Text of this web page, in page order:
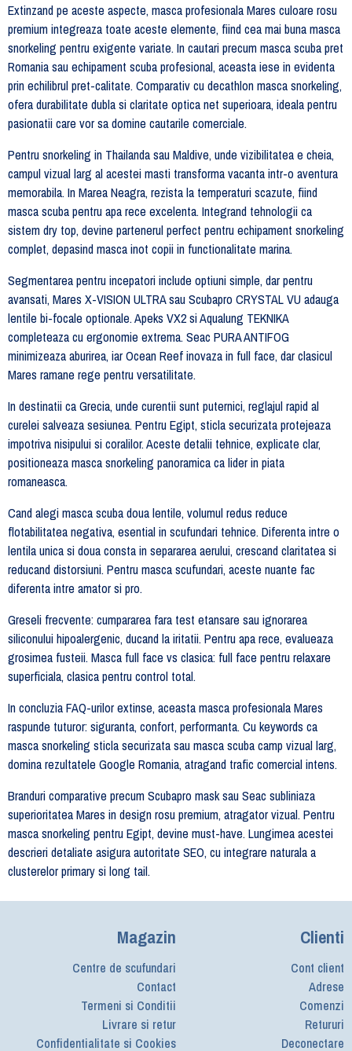
Extinzand pe aceste aspecte, masca profesionala Mares culoare rosu
premium integreaza toate aceste elemente, fiind cea mai buna masca
snorkeling pentru exigente variate. In cautari precum masca scuba pret
Romania sau echipament scuba profesional, aceasta iese in evidenta
prin echilibrul pret-calitate. Comparativ cu decathlon masca snorkeling,
ofera durabilitate dubla si claritate optica net superioara, ideala pentru
pasionatii care vor sa domine cautarile comerciale.
Pentru snorkeling in Thailanda sau Maldive, unde vizibilitatea e cheia,
campul vizual larg al acestei masti transforma vacanta intr-o aventura
memorabila. In Marea Neagra, rezista la temperaturi scazute, fiind
masca scuba pentru apa rece excelenta. Integrand tehnologii ca
sistem dry top, devine partenerul perfect pentru echipament snorkeling
complet, depasind masca inot copii in functionalitate marina.
Segmentarea pentru incepatori include optiuni simple, dar pentru
avansati, Mares X-VISION ULTRA sau Scubapro CRYSTAL VU adauga
lentile bi-focale optionale. Apeks VX2 si Aqualung TEKNIKA
completeaza cu ergonomie extrema. Seac PURA ANTIFOG
minimizeaza aburirea, iar Ocean Reef inovaza in full face, dar clasicul
Mares ramane rege pentru versatilitate.
In destinatii ca Grecia, unde curentii sunt puternici, reglajul rapid al
curelei salveaza sesiunea. Pentru Egipt, sticla securizata protejeaza
impotriva nisipului si coralilor. Aceste detalii tehnice, explicate clar,
positioneaza masca snorkeling panoramica ca lider in piata
romaneasca.
Cand alegi masca scuba doua lentile, volumul redus reduce
flotabilitatea negativa, esential in scufundari tehnice. Diferenta intre o
lentila unica si doua consta in separarea aerului, crescand claritatea si
reducand distorsiuni. Pentru masca scufundari, aceste nuante fac
diferenta intre amator si pro.
Greseli frecvente: cumpararea fara test etansare sau ignorarea
siliconului hipoalergenic, ducand la iritatii. Pentru apa rece, evalueaza
grosimea fusteii. Masca full face vs clasica: full face pentru relaxare
superficiala, clasica pentru control total.
In concluzia FAQ-urilor extinse, aceasta masca profesionala Mares
raspunde tuturor: siguranta, confort, performanta. Cu keywords ca
masca snorkeling sticla securizata sau masca scuba camp vizual larg,
domina rezultatele Google Romania, atragand trafic comercial intens.
Branduri comparative precum Scubapro mask sau Seac subliniaza
superioritatea Mares in design rosu premium, atragator vizual. Pentru
masca snorkeling pentru Egipt, devine must-have. Lungimea acestei
descrieri detaliate asigura autoritate SEO, cu integrare naturala a
clusterelor primary si long tail.
Magazin
Centre de scufundari
Contact
Termeni si Conditii
Livrare si retur
Confidentialitate si Cookies
Clienti
Cont client
Adrese
Comenzi
Retururi
Deconectare